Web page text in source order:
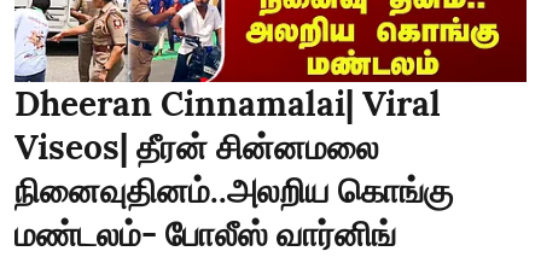
Dheeran Cinnamalai| Viral
Viseos| தீரன் சின்னமலை
நினைவுதினம்..அலறிய கொங்கு
மண்டலம்- போலீஸ் வார்னிங்